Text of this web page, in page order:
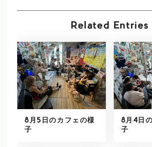
Related Entries
8月5日のカフェの様
子
8月4日
子